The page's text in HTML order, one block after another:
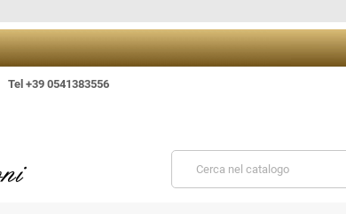
Tel +39 0541383556